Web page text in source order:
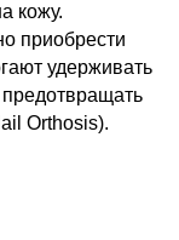
кожу.
приобрести
удерживать
Orthosis).